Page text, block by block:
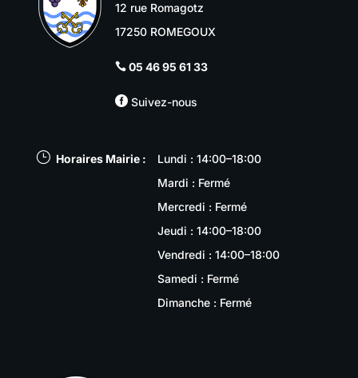
12 rue Romagotz
17250 ROMEGOUX
 05 46 95 61 33
Suivez-nous
} Horaires Mairie :
Lundi : 14:00–18:00
Mardi : Fermé
Mercredi : Fermé
Jeudi : 14:00–18:00
Vendredi : 14:00–18:00
Samedi : Fermé
Dimanche : Fermé